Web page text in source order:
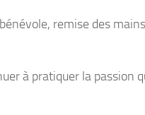
remise des
à pratiquer la passion